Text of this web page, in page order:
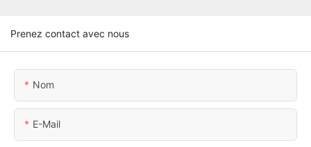
Prenez contact avec nous
Nom
E-Mail